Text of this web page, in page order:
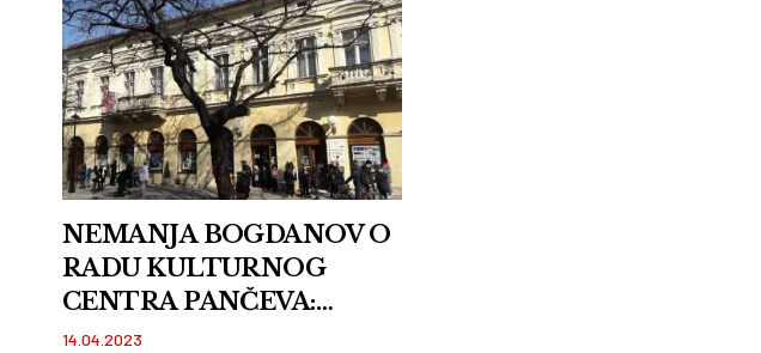
NEMANJA BOGDANOV O
RADU KULTURNOG
CENTRA PANČEVA:
Zadovoljna publika
14.04.2023